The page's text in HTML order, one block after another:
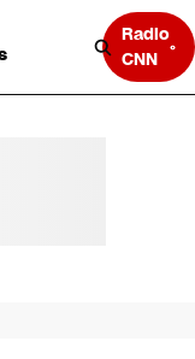
Radio
CNN